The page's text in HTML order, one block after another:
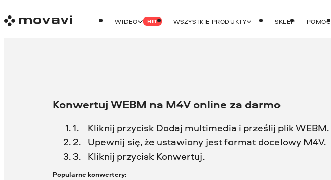
WIDEO HIT WSZYSTKIE PRODUKTY SKLEP POMOC
Konwertuj WEBM na M4V online za darmo
Kliknij przycisk Dodaj multimedia i prześlij plik WEBM.
Upewnij się, że ustawiony jest format docelowy M4V.
Kliknij przycisk Konwertuj.
Popularne konwertery: